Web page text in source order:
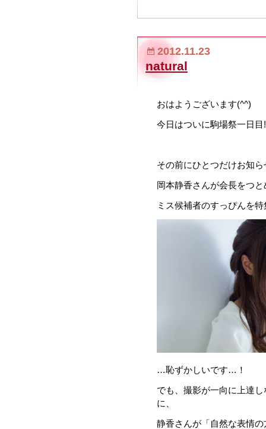
2012.11.23
natural
おはようございます(^^)
今日はついに駒場祭一日
その前にひとつだけお知
岡本静香さんが会長をつ
ミス候補者のすっぴんを
…恥ずかしいです…！
でも、撮影が一向に上達
に、
静香さんが「自然な表情